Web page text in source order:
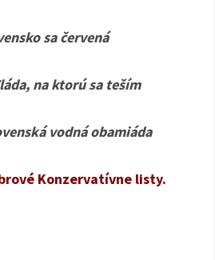
sa červená
na ktorú sa teším
vodná obamiáda
Konzervatívne listy.